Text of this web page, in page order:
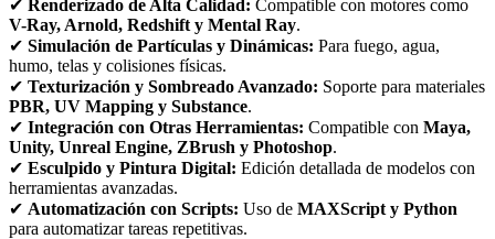
✔ Renderizado de Alta Calidad: Compatible con motores como
V-Ray, Arnold, Redshift y Mental Ray.
✔ Simulación de Partículas y Dinámicas: Para fuego, agua,
humo, telas y colisiones físicas.
✔ Texturización y Sombreado Avanzado: Soporte para materiales
PBR, UV Mapping y Substance.
✔ Integración con Otras Herramientas: Compatible con Maya,
Unity, Unreal Engine, ZBrush y Photoshop.
✔ Esculpido y Pintura Digital: Edición detallada de modelos con
herramientas avanzadas.
✔ Automatización con Scripts: Uso de MAXScript y Python
para automatizar tareas repetitivas.